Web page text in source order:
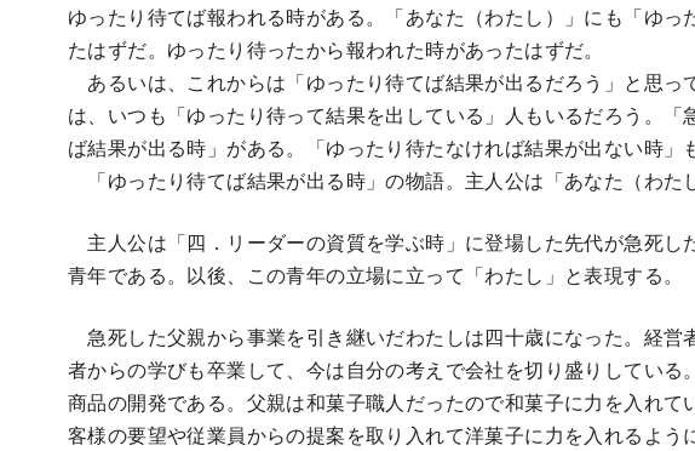
ゆったり待てば報われる時がある。「あなた（わたし）」にも「ゆっ
たはずだ。ゆったり待ったから報われた時があったはずだ。
あるいは、これからは「ゆったり待てば結果が出るだろう」と思っ
は、いつも「ゆったり待って結果を出している」人もいるだろう。「
ば結果が出る時」がある。「ゆったり待たなければ結果が出ない時」
「ゆったり待てば結果が出る時」の物語。主人公は「あなた（わた
主人公は「四．リーダーの資質を学ぶ時」に登場した先代が急死し
青年である。以後、この青年の立場に立って「わたし」と表現する。
急死した父親から事業を引き継いだわたしは四十歳になった。経営
者からの学びも卒業して、今は自分の考えで会社を切り盛りしてい
商品の開発である。父親は和菓子職人だったので和菓子に力を入れ
客様の要望や従業員からの提案を取り入れて洋菓子に力を入れるよ